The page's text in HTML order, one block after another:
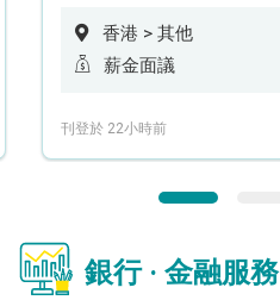
香港 > 其他
薪金面議
刊登於 22小時前
銀行 · 金融服務